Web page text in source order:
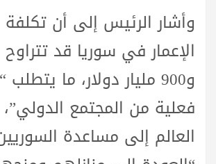
وأشار الرئيس إلى أن تكلفة
و900 مليار دولار، ما
فعلية من المجتمع الدولي”،
العالم إلى مساعدة